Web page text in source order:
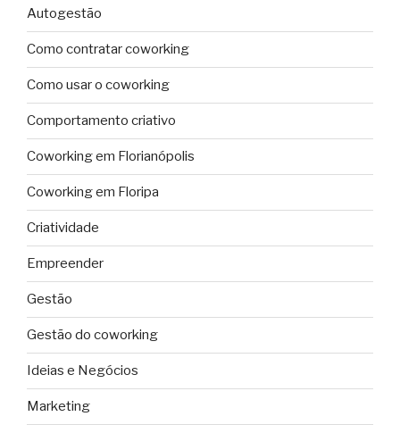
Autogestão
Como contratar coworking
Como usar o coworking
Comportamento criativo
Coworking em Florianópolis
Coworking em Floripa
Criatividade
Empreender
Gestão
Gestão do coworking
Ideias e Negócios
Marketing